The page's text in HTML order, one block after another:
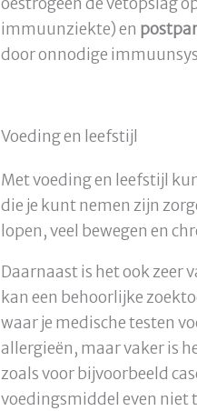
immuunziekte) en
door onnodige
Voeding en leefstijl
Met voeding en leefstijl
die je kunt nemen zijn
lopen, veel bewegen en
Daarnaast is het ook zeer
kan een behoorlijke
waar je medische testen
allergieën, maar vaker is
zoals voor bijvoorbeeld
voedingsmiddel even niet